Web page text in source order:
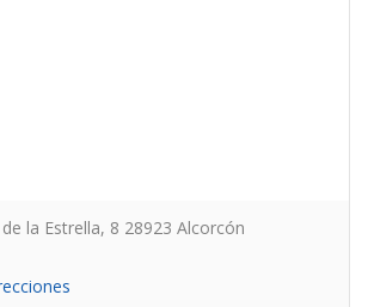
la Estrella, 8 28923 Alcorcón